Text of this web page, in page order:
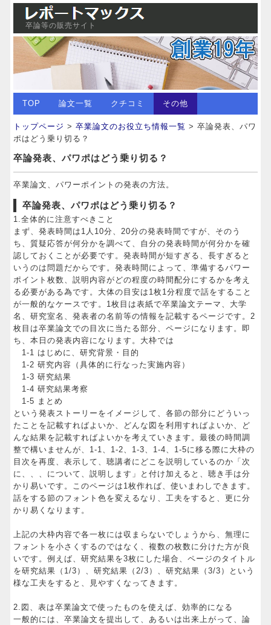
卒論等の販売サイト
TOP 論文一覧 クチコミ その他
トップページ >卒業論文のお役立ち情報一覧 > 卒論発表、パワ
ポはどう乗り切る？
卒論発表、パワポはどう乗り切る？
卒業論文、パワーポイントの発表の方法。
卒論発表、パワポはどう乗り切る？
1.全体的に注意すべきこと
まず、発表時間は1人10分、20分の発表時間ですが、そのう
ち、質疑応答が何分かを調べて、自分の発表時間が何分かを確
認しておくことが必要です。発表時間が短すぎる、長すぎると
いうのは問題だからです。発表時間によって、準備するパワー
ポイント枚数、説明内容がどの程度の時間配分にするかを考え
る必要がある為です。大体の目安は1枚1分程度で話をすること
が一般的なケースです。1枚目は表紙で卒業論文テーマ、大学
名、研究室名、発表者の名前等の情報を記載するページです。2
枚目は卒業論文での目次に当たる部分、ページになります。即
ち、本日の発表内容になります。大枠では
1-1 はじめに、研究背景・目的
1-2 研究内容（具体的に行なった実施内容）
1-3 研究結果
1-4 研究結果考察
1-5 まとめ
という発表ストーリーをイメージして、各節の部分にどういっ
たことを記載すればよいか、どんな図を利用すればよいか、ど
んな結果を記載すればよいかを考えていきます。最後の時間調
整で構いませんが、1-1、1-2、1-3、1-4、1-5に移る際に大枠の
目次を再度、表示して、聴講者にどこを説明しているのか「次
に、、、について、説明します」と付け加えると、聴き手は分
かり易いです。このページは1枚作れば、使いまわしできます。
話をする節のフォント色を変えるなり、工夫をすると、更に分
かり易くなります。
上記の大枠内容で各一枚には収まらないでしょうから、無理に
フォントを小さくするのではなく、複数の枚数に分けた方が良
いです。例えば、研究結果を3枚にした場合、ページのタイトル
を研究結果（1/3）、研究結果（2/3）、研究結果（3/3）という
様な工夫をすると、見やすくなってきます。
2.図、表は卒業論文で使ったものを使えば、効率的になる
一般的には、卒業論文を提出して、あるいは出来上がって、論